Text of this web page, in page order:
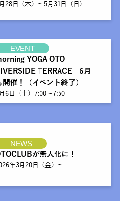
28日（木）～5月31日（日）
EVENT
YOGA OTO
TERRACE 6月
開催！（イベント終了）
6日（土）7:00〜7:50
NEWS
が無人化に！
年3月20日（金）～